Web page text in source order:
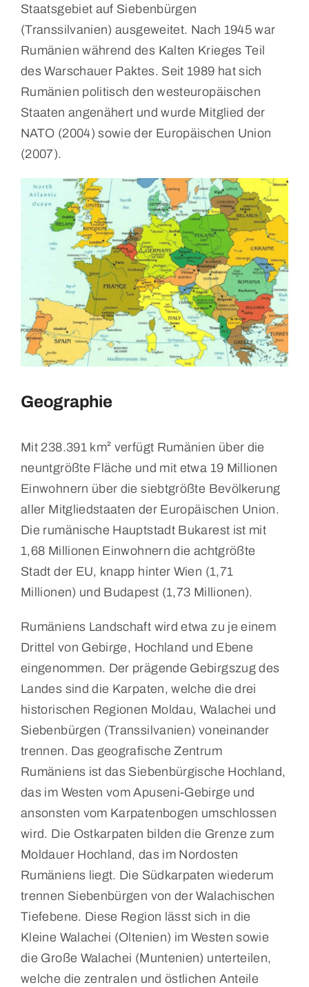
Staatsgebiet auf Siebenbürgen
(Transsilvanien) ausgeweitet. Nach 1945 war
Rumänien während des Kalten Krieges Teil
des Warschauer Paktes. Seit 1989 hat sich
Rumänien politisch den westeuropäischen
Staaten angenähert und wurde Mitglied der
NATO (2004) sowie der Europäischen Union
(2007).
Geographie
Mit 238.391 km² verfügt Rumänien über die
neuntgrößte Fläche und mit etwa 19 Millionen
Einwohnern über die siebtgrößte Bevölkerung
aller Mitgliedstaaten der Europäischen Union.
Die rumänische Hauptstadt Bukarest ist mit
1,68 Millionen Einwohnern die achtgrößte
Stadt der EU, knapp hinter Wien (1,71
Millionen) und Budapest (1,73 Millionen).
Rumäniens Landschaft wird etwa zu je einem
Drittel von Gebirge, Hochland und Ebene
eingenommen. Der prägende Gebirgszug des
Landes sind die Karpaten, welche die drei
historischen Regionen Moldau, Walachei und
Siebenbürgen (Transsilvanien) voneinander
trennen. Das geografische Zentrum
Rumäniens ist das Siebenbürgische Hochland,
das im Westen vom Apuseni-Gebirge und
ansonsten vom Karpatenbogen umschlossen
wird. Die Ostkarpaten bilden die Grenze zum
Moldauer Hochland, das im Nordosten
Rumäniens liegt. Die Südkarpaten wiederum
trennen Siebenbürgen von der Walachischen
Tiefebene. Diese Region lässt sich in die
Kleine Walachei (Oltenien) im Westen sowie
die Große Walachei (Muntenien) unterteilen,
welche die zentralen und östlichen Anteile